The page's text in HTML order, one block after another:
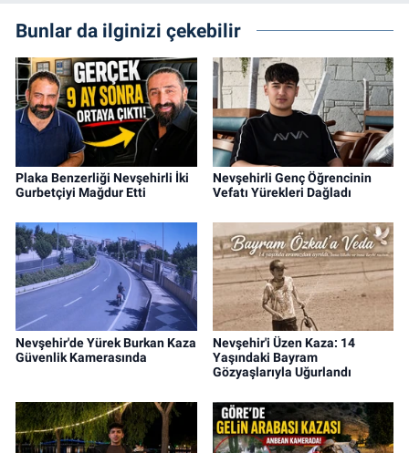
Bunlar da ilginizi çekebilir
Plaka Benzerliği Nevşehirli İki
Gurbetçiyi Mağdur Etti
Nevşehirli Genç Öğrencinin
Vefatı Yürekleri Dağladı
Nevşehir'de Yürek Burkan Kaza
Güvenlik Kamerasında
Nevşehir'i Üzen Kaza: 14
Yaşındaki Bayram
Gözyaşlarıyla Uğurlandı